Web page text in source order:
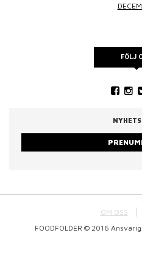
FÖLJ
OM OSS
FOODFOLDER © 2016